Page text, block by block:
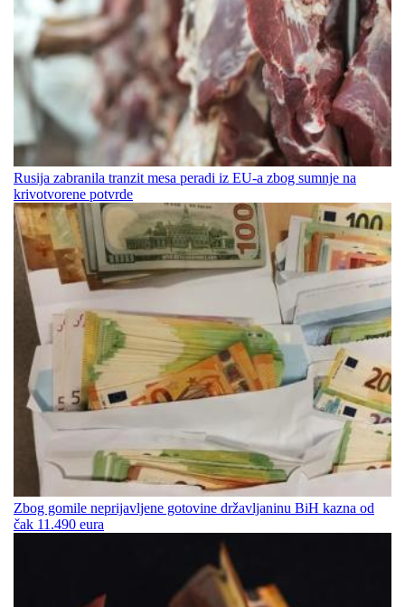
Rusija zabranila tranzit mesa peradi iz EU-a zbog sumnje na
krivotvorene potvrde
Zbog gomile neprijavljene gotovine državljaninu BiH kazna od
čak 11.490 eura